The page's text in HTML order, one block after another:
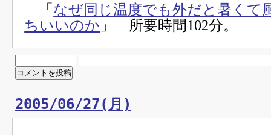
「なぜ同じ温度でも外だと暑くて
ちいいのか 」 所要時間102分。
2005/06/27(月)